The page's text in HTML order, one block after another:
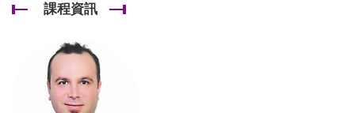
課程資訊